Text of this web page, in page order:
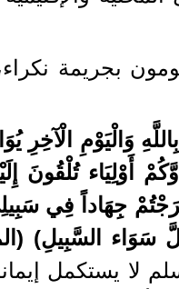
بجريمة
وَالْيَوْمِ الْآخِرِ
أَوْلِيَاء تُلْقُونَ
جِهَاداً فِي
سَوَاء السَّبِيلِ)
لا يستكمل